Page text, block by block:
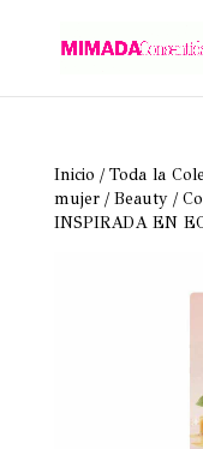
Inicio /Toda la
mujer/Beauty/
INSPIRADA EN